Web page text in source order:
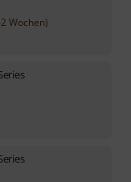
Wochen)